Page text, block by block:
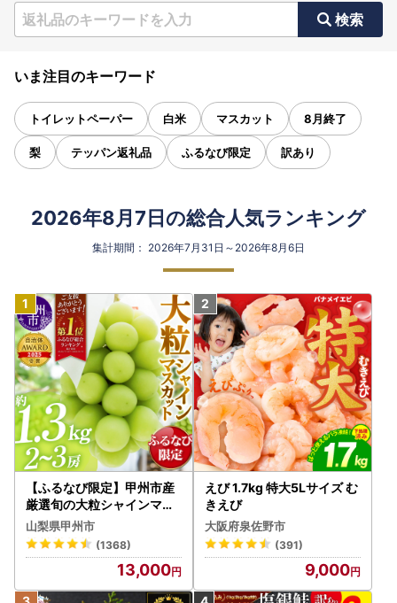
検索
いま注目のキーワード
トイレットペーパー 白米 マスカット 8月終了
梨 テッパン返礼品 ふるなび限定 訳あり
2026年8月7日の総合人気ランキング
集計期間： 2026年7月31日～2026年8月6日
【ふるなび限定】甲州市産
厳選旬の大粒シャインマス
カット 約1.3kg 2～3房【2
026年発送】（MG）B12-
472 FN-Limited-VO シャ
インマスカット フルーツ
山梨県甲州市
(1368)
13,000
えび 1.7kg 特大5Lサイズ む
きえび
大阪府泉佐野市
(391)
9,000